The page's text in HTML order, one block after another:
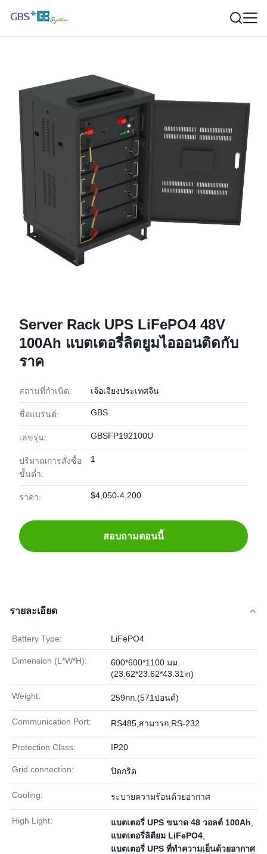
Server Rack UPS LiFePO4 48V
100Ah แบตเตอรี่ลิตยูมไอออนติดกับ
ราค
สถานที่กำเนิด: เจ้อเจียงประเทศจีน
ชื่อแบรนด์: GBS
เลขรุ่น: GBSFP192100U
ปริมาณการสั่งซื้อ
ขั้นต่ำ:
1
ราคา: $4,050-4,200
สอบถามตอนนี้
รายละเอียด
Battery Type: LiFePO4
Dimension (L*W*H):
600*600*1100 มม.
(23.62*23.62*43.31in)
Weight: 259กก.(571ปอนด์)
Communication Port: RS485,สามารถ,RS-232
Protection Class: IP20
Grid connection: ปิดกริด
Cooling: ระบายความร้อนด้วยอากาศ
High Light: แบตเตอรี่ UPS ขนาด 48 วอลต์ 100Ah
แบตเตอรี่ลิตียม LiFePO4
แบตเตอรี่ UPS ที่ทําความเย็นด้วยอากาศ